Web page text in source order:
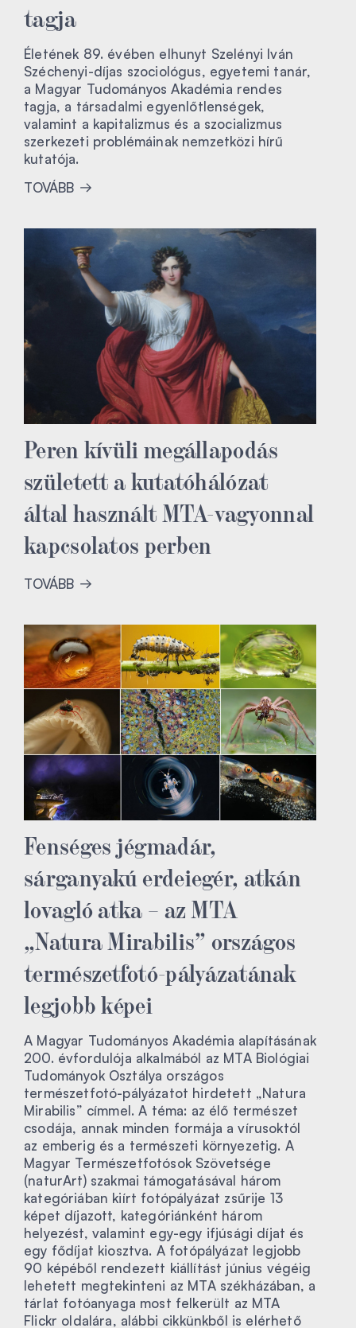
tagja
Életének 89. évében elhunyt Szelényi Iván
Széchenyi-díjas szociológus, egyetemi tanár,
a Magyar Tudományos Akadémia rendes
tagja, a társadalmi egyenlőtlenségek,
valamint a kapitalizmus és a szocializmus
szerkezeti problémáinak nemzetközi hírű
kutatója.
TOVÁBB
Peren kívüli megállapodás
született a kutatóhálózat
által használt MTA-vagyonnal
kapcsolatos perben
TOVÁBB
Fenséges jégmadár,
sárganyakú erdeiegér, atkán
lovagló atka – az MTA
„Natura Mirabilis” országos
természetfotó-pályázatának
legjobb képei
A Magyar Tudományos Akadémia alapításának
200. évfordulója alkalmából az MTA Biológiai
Tudományok Osztálya országos
természetfotó-pályázatot hirdetett „Natura
Mirabilis” címmel. A téma: az élő természet
csodája, annak minden formája a vírusoktól
az emberig és a természeti környezetig. A
Magyar Természetfotósok Szövetsége
(naturArt) szakmai támogatásával három
kategóriában kiírt fotópályázat zsűrije 13
képet díjazott, kategóriánként három
helyezést, valamint egy-egy ifjúsági díjat és
egy fődíjat kiosztva. A fotópályázat legjobb
90 képéből rendezett kiállítást június végéig
lehetett megtekinteni az MTA székházában, a
tárlat fotóanyaga most felkerült az MTA
Flickr oldalára, alábbi cikkünkből is elérhető